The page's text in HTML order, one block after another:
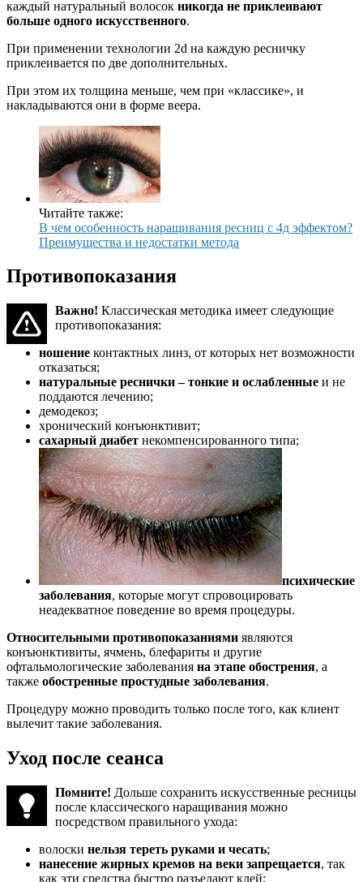
каждый натуральный волосок никогда не приклеивают
больше одного искусственного.
При применении технологии 2d на каждую ресничку
приклеивается по две дополнительных.
При этом их толщина меньше, чем при «классике», и
накладываются они в форме веера.
Читайте также:
В чем особенность наращивания ресниц с 4д эффектом?
Преимущества и недостатки метода
Противопоказания
Важно! Классическая методика имеет следующие
противопоказания:
ношение контактных линз, от которых нет возможности
отказаться;
натуральные реснички – тонкие и ослабленные и не
поддаются лечению;
демодекоз;
хронический конъюнктивит;
сахарный диабет некомпенсированного типа;
психические
заболевания, которые могут спровоцировать
неадекватное поведение во время процедуры.
Относительными противопоказаниями являются
конъюнктивиты, ячмень, блефариты и другие
офтальмологические заболевания на этапе обострения, а
также обостренные простудные заболевания.
Процедуру можно проводить только после того, как клиент
вылечит такие заболевания.
Уход после сеанса
Помните! Дольше сохранить искусственные ресницы
после классического наращивания можно
посредством правильного ухода:
волоски нельзя тереть руками и чесать;
нанесение жирных кремов на веки запрещается, так
как эти средства быстро разъедают клей;